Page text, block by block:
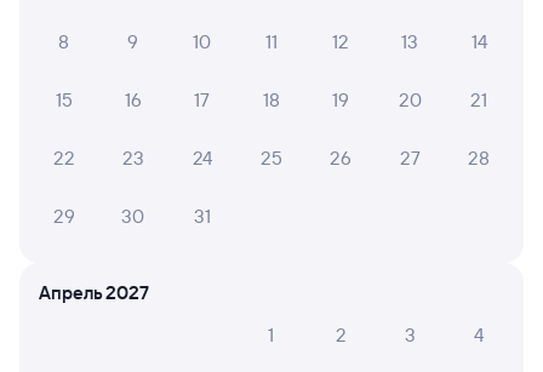
8 9 10 11 12 13 14
15 16 17 18 19 20 21
22 23 24 25 26 27 28
29 30 31
Апрель 2027
1
2 3 4